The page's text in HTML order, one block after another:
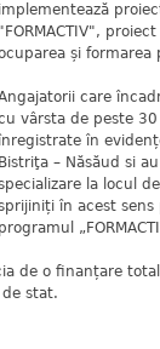
implementează
"FORMACTIV",
și formarea
care
vârsta de peste
în
Bistriţa – Năsăud si
la locul
în acest sens
programul
de o finanțare
stat.